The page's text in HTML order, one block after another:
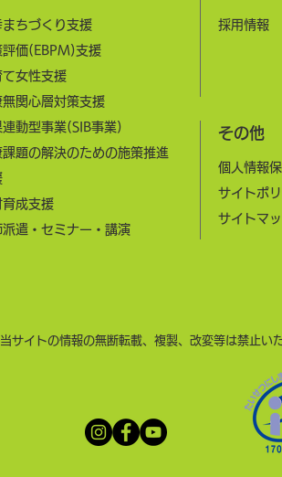
まちづくり支援
評価(EBPM)支援
て女性支援
無関心層対策支援
連動型事業(SIB事業)
課題の解決のための施策推進
育成支援​
派遣・セミナー・講演
​採用情報
その他
個人情報
サイトポ
サイトマ
サイトの情報の無断転載、複製、改変等は禁止い